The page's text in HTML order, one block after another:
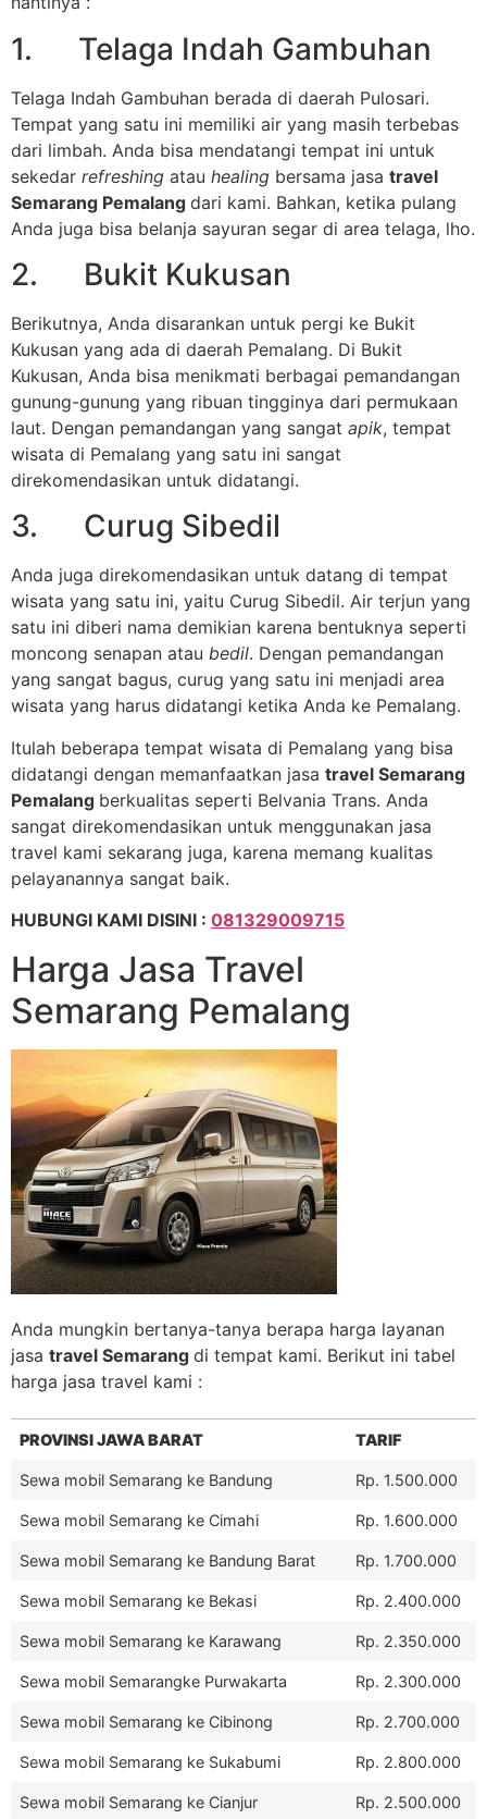
1. Telaga Indah Gambuhan
Telaga Indah Gambuhan berada di daerah Pulosari.
Tempat yang satu ini memiliki air yang masih terbebas
dari limbah. Anda bisa mendatangi tempat ini untuk
sekedar refreshing atau healing bersama jasa travel
Semarang Pemalang dari kami. Bahkan, ketika pulang
Anda juga bisa belanja sayuran segar di area telaga, lho.
2. Bukit Kukusan
Berikutnya, Anda disarankan untuk pergi ke Bukit
Kukusan yang ada di daerah Pemalang. Di Bukit
Kukusan, Anda bisa menikmati berbagai pemandangan
gunung-gunung yang ribuan tingginya dari permukaan
laut. Dengan pemandangan yang sangat apik, tempat
wisata di Pemalang yang satu ini sangat
direkomendasikan untuk didatangi.
3. Curug Sibedil
Anda juga direkomendasikan untuk datang di tempat
wisata yang satu ini, yaitu Curug Sibedil. Air terjun yang
satu ini diberi nama demikian karena bentuknya seperti
moncong senapan atau bedil. Dengan pemandangan
yang sangat bagus, curug yang satu ini menjadi area
wisata yang harus didatangi ketika Anda ke Pemalang.
Itulah beberapa tempat wisata di Pemalang yang bisa
didatangi dengan memanfaatkan jasa travel Semarang
Pemalang berkualitas seperti Belvania Trans. Anda
sangat direkomendasikan untuk menggunakan jasa
travel kami sekarang juga, karena memang kualitas
pelayanannya sangat baik.
HUBUNGI KAMI DISINI : 081329009715
Harga Jasa Travel
Semarang Pemalang
Anda mungkin bertanya-tanya berapa harga layanan
jasa travel Semarang di tempat kami. Berikut ini tabel
harga jasa travel kami :
PROVINSI JAWA BARAT TARIF
Sewa mobil Semarang ke Bandung Rp. 1.500.000
Sewa mobil Semarang ke Cimahi Rp. 1.600.000
Sewa mobil Semarang ke Bandung Barat Rp. 1.700.000
Sewa mobil Semarang ke Bekasi Rp. 2.400.000
Sewa mobil Semarang ke Karawang Rp. 2.350.000
Sewa mobil Semarangke Purwakarta Rp. 2.300.000
Sewa mobil Semarang ke Cibinong Rp. 2.700.000
Sewa mobil Semarang ke Sukabumi Rp. 2.800.000
Sewa mobil Semarang ke Cianjur Rp. 2.500.000